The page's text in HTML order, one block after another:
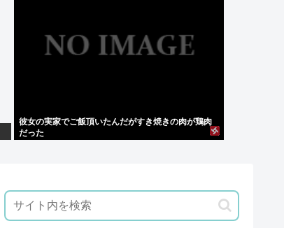
彼女の実家でご飯頂いたんだがすき焼きの肉が鶏肉
だった